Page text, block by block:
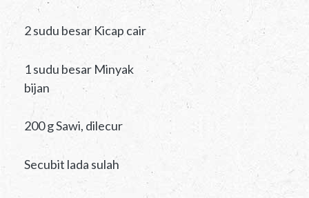
2 sudu besar Kicap cair
1 sudu besar Minyak
bijan
200 g Sawi, dilecur
Secubit lada sulah